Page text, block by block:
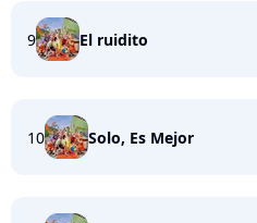
9 El ruidito
10 Solo, Es Mejor